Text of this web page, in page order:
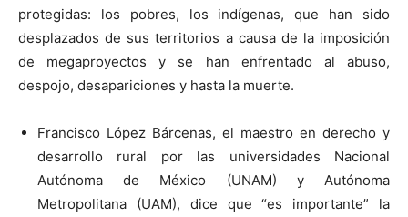
protegidas: los pobres, los indígenas, que han sido
desplazados de sus territorios a causa de la imposición
de megaproyectos y se han enfrentado al abuso,
despojo, desapariciones y hasta la muerte.
Francisco López Bárcenas, el maestro en derecho y
desarrollo rural por las universidades Nacional
Autónoma de México (UNAM) y Autónoma
Metropolitana (UAM), dice que “es importante” la